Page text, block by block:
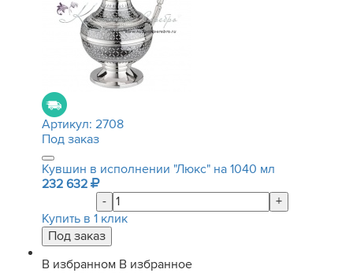
Артикул: 2708
Под заказ
Кувшин в исполнении "Люкс" на 1040 мл
232 632
-
+
Купить в 1 клик
В избранном В избранное